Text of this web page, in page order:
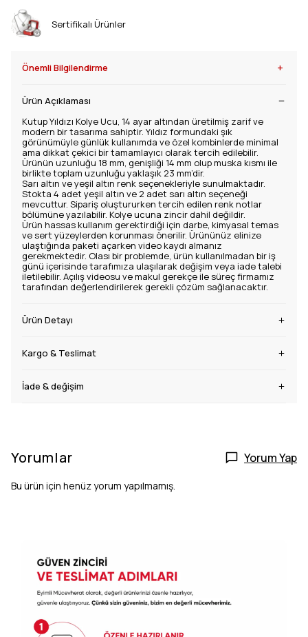
Sertifikalı Ürünler
Önemli Bilgilendirme +
Ürün Açıklaması
Kutup Yıldızı Kolye Ucu, 14 ayar altından üretilmiş zarif ve
modern bir tasarıma sahiptir. Yıldız formundaki şık
görünümüyle günlük kullanımda ve özel kombinlerde minimal
ama dikkat çekici bir tamamlayıcı olarak tercih edilebilir.
Ürünün uzunluğu 18 mm, genişliği 14 mm olup muska kısmı ile
birlikte toplam uzunluğu yaklaşık 23 mm’dir.
Sarı altın ve yeşil altın renk seçenekleriyle sunulmaktadır.
Stokta 4 adet yeşil altın ve 2 adet sarı altın seçeneği
mevcuttur. Sipariş oluştururken tercih edilen renk notlar
bölümüne yazılabilir. Kolye ucuna zincir dahil değildir.
Ürün hassas kullanım gerektirdiği için darbe, kimyasal temas
ve sert yüzeylerden korunması önerilir. Ürününüz elinize
ulaştığında paketi açarken video kaydı almanız
gerekmektedir. Olası bir problemde, ürün kullanılmadan bir iş
günü içerisinde tarafımıza ulaşılarak değişim veya iade talebi
iletilebilir. Açılış videosu ve makul gerekçe ile süreç firmamız
tarafından değerlendirilerek gerekli çözüm sağlanacaktır.
Ürün Detayı
Kargo & Teslimat
İade & değişim
Yorumlar Yorum Yap
Bu ürün için henüz yorum yapılmamış.